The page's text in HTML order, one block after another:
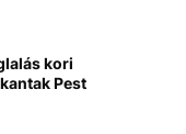
kori
Pest